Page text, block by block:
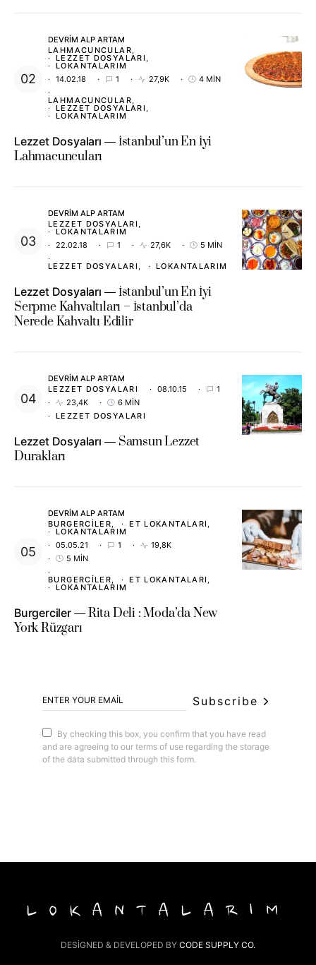
DEVRIM ALP ARTAM
LAHMACUNCULAR
LEZZET DOSYALARI
LOKANTALARIM
14.02.18
1 27,9K 4 MIN
LAHMACUNCULAR
LEZZET DOSYALARI
LOKANTALARIM
Lezzet Dosyaları
İstanbul’un En İyi
Lahmacuncuları
DEVRIM ALP ARTAM
LEZZET DOSYALARI
LOKANTALARIM
22.02.18
1 27,6K 5 MIN
LEZZET DOSYALARI LOKANTALARIM
Lezzet Dosyaları
İstanbul’un En İyi
Serpme Kahvaltıları – İstanbul’da
Nerede Kahvaltı Edilir
DEVRIM ALP ARTAM
LEZZET DOSYALARI
08.10.15
1
23,4K
6 MIN
LEZZET DOSYALARI
Lezzet Dosyaları
Samsun Lezzet
Durakları
DEVRIM ALP ARTAM
BURGERCILER
ET LOKANTALARI
LOKANTALARIM
05.05.21
1
19,8K
5 MIN
BURGERCILER ET LOKANTALARI
LOKANTALARIM
Burgerciler
Rita Deli : Moda’da New
York Rüzgarı
Subscribe
By checking this box, you confirm that you have read
and are agreeing to our terms of use regarding the storage
of the data submitted through this form.
LOKANTALARIM
DESIGNED & DEVELOPED BY CODE SUPPLY CO.